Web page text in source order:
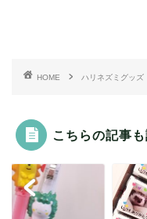
HOME ハリネズミグッズ
こちらの記事